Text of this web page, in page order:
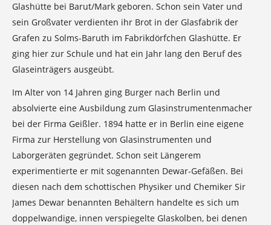
Glashütte bei Barut/Mark geboren. Schon sein Vater und
sein Großvater verdienten ihr Brot in der Glasfabrik der
Grafen zu Solms-Baruth im Fabrikdörfchen Glashütte. Er
ging hier zur Schule und hat ein Jahr lang den Beruf des
Glaseinträgers ausgeübt.
Im Alter von 14 Jahren ging Burger nach Berlin und
absolvierte eine Ausbildung zum Glasinstrumentenmacher
bei der Firma Geißler. 1894 hatte er in Berlin eine eigene
Firma zur Herstellung von Glasinstrumenten und
Laborgeräten gegründet. Schon seit Längerem
experimentierte er mit sogenannten Dewar-Gefäßen. Bei
diesen nach dem schottischen Physiker und Chemiker Sir
James Dewar benannten Behältern handelte es sich um
doppelwandige, innen verspiegelte Glaskolben, bei denen